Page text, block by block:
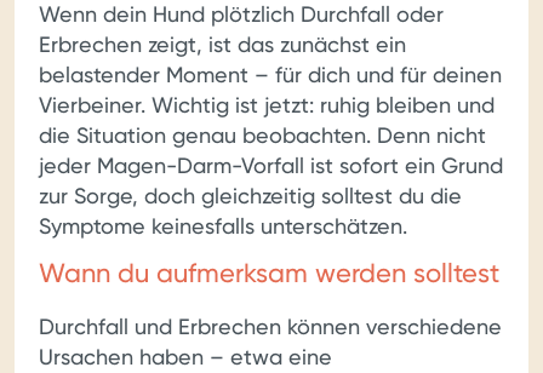
Wenn dein Hund plötzlich Durchfall oder
Erbrechen zeigt, ist das zunächst ein
belastender Moment – für dich und für deinen
Vierbeiner. Wichtig ist jetzt: ruhig bleiben und
die Situation genau beobachten. Denn nicht
jeder Magen-Darm-Vorfall ist sofort ein Grund
zur Sorge, doch gleichzeitig solltest du die
Symptome keinesfalls unterschätzen.
Wann du aufmerksam werden solltest
Durchfall und Erbrechen können verschiedene
Ursachen haben – etwa eine